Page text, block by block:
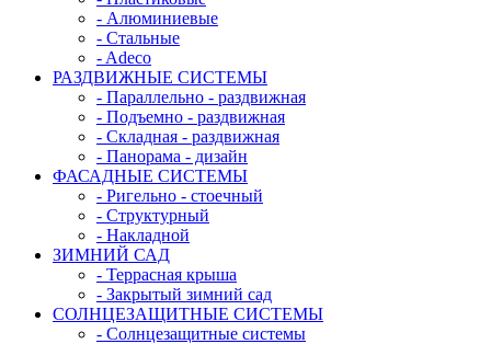
- Алюминиевые
- Стальные
- Adeco
РАЗДВИЖНЫЕ СИСТЕМЫ
- Параллельно - раздвижная
- Подъемно - раздвижная
- Складная - раздвижная
- Панорама - дизайн
ФАСАДНЫЕ СИСТЕМЫ
- Ригельно - стоечный
- Структурный
- Накладной
ЗИМНИЙ САД
- Террасная крыша
- Закрытый зимний сад
СОЛНЦЕЗАЩИТНЫЕ СИСТЕМЫ
- Солнцезащитные системы